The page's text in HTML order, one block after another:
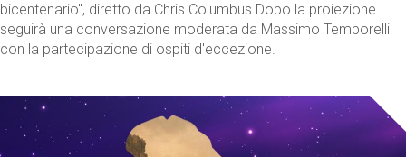
bicentenario", diretto da Chris Columbus.Dopo la proiezione
seguirà una conversazione moderata da Massimo Temporelli
con la partecipazione di ospiti d'eccezione.